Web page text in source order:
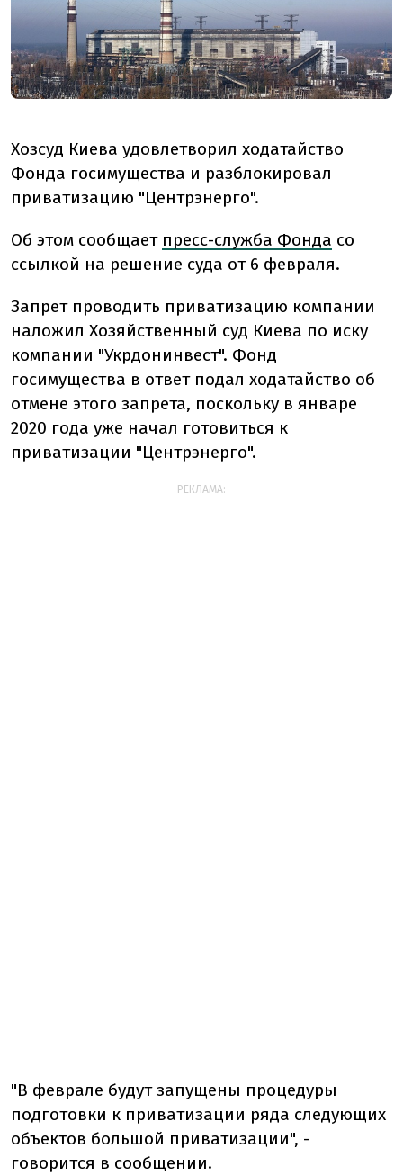
Хозсуд Киева удовлетворил ходатайство
Фонда госимущества и разблокировал
приватизацию "Центрэнерго".
Об этом сообщает пресс-служба Фонда со
ссылкой на решение суда от 6 февраля.
Запрет проводить приватизацию компании
наложил Хозяйственный суд Киева по иску
компании "Укрдонинвест". Фонд
госимущества в ответ подал ходатайство об
отмене этого запрета, поскольку в январе
2020 года уже начал готовиться к
приватизации "Центрэнерго".
РЕКЛАМА:
"В феврале будут запущены процедуры
подготовки к приватизации ряда следующих
объектов большой приватизации", -
говорится в сообщении.